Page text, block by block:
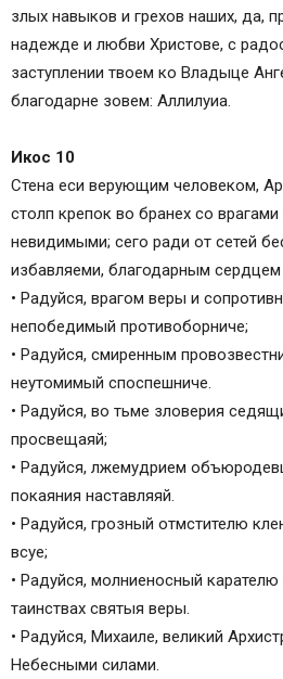
злых навыков и грехов наших, да,
надежде и любви Христове, с
заступлении твоем ко Владыце
благодарне зовем: Аллилуиа.
Икос 10
Стена еси верующим человеком,
столп крепок во бранех со
невидимыми; сего ради от сетей
избавляеми, благодарным
• Радуйся, врагом веры и
непобедимый противоборниче;
• Радуйся, смиренным
неутомимый споспешниче.
• Радуйся, во тьме зловерия
просвещаяй;
• Радуйся, лжемудрием
покаяния наставляяй.
• Радуйся, грозный отмстителю
всуе;
• Радуйся, молниеносный
таинствах святыя веры.
• Радуйся, Михаиле, великий
Небесными силами.